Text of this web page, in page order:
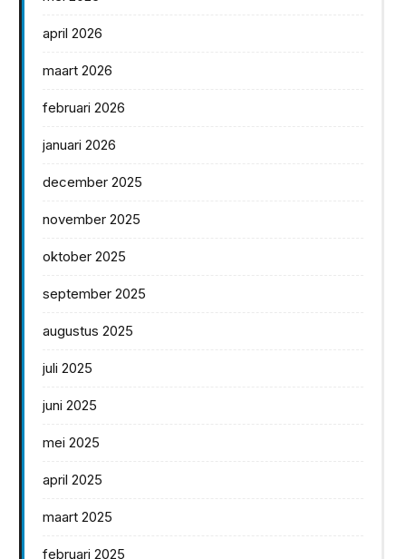
april 2026
maart 2026
februari 2026
januari 2026
december 2025
november 2025
oktober 2025
september 2025
augustus 2025
juli 2025
juni 2025
mei 2025
april 2025
maart 2025
februari 2025